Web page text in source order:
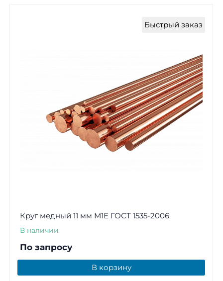
Быстрый заказ
Круг медный 11 мм М1Е ГОСТ 1535-2006
В наличии
По запросу
В корзину